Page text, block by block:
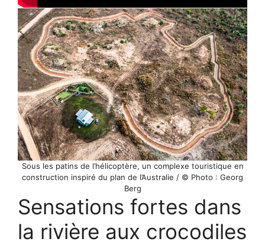
Sous les patins de l’hélicoptère, un complexe touristique en
construction inspiré du plan de l’Australie / © Photo : Georg
Berg
Sensations fortes dans
la rivière aux crocodiles